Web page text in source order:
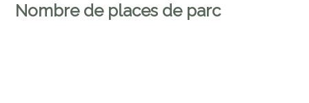
Nombre de places de parc